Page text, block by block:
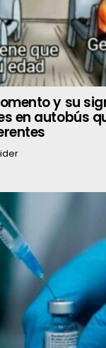
y su
en autobús